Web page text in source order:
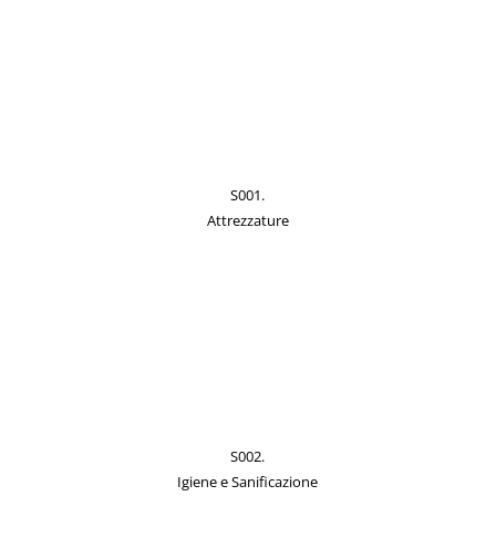
S001.
Attrezzature
S002.
Igiene e Sanificazione